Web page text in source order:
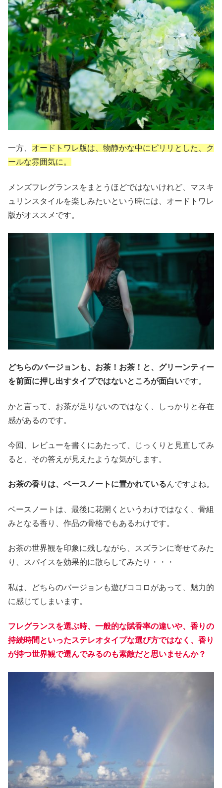
一方、 オードトワレ版は、物静かな中にピリリとした、ク
ールな雰囲気に。
メンズフレグランスをまとうほどではないけれど、マスキ
ュリンスタイルを楽しみたいという時には、オードトワレ
版がオススメです。
どちらのバージョンも、お茶！お茶！と、グリーンティー
を前面に押し出すタイプではないところが面白いです。
かと言って、お茶が足りないのではなく、しっかりと存在
感があるのです。
今回、レビューを書くにあたって、じっくりと見直してみ
ると、その答えが見えたような気がします。
お茶の香りは、ベースノートに置かれているんですよね。
ベースノートは、最後に花開くというわけではなく、骨組
みとなる香り、作品の骨格でもあるわけです。
お茶の世界観を印象に残しながら、スズランに寄せてみた
り、スパイスを効果的に散らしてみたり・・・
私は、どちらのバージョンも遊びココロがあって、魅力的
に感じてしまいます。
フレグランスを選ぶ時、一般的な賦香率の違いや、香りの
持続時間といったステレオタイプな選び方ではなく、香り
が持つ世界観で選んでみるのも素敵だと思いませんか？